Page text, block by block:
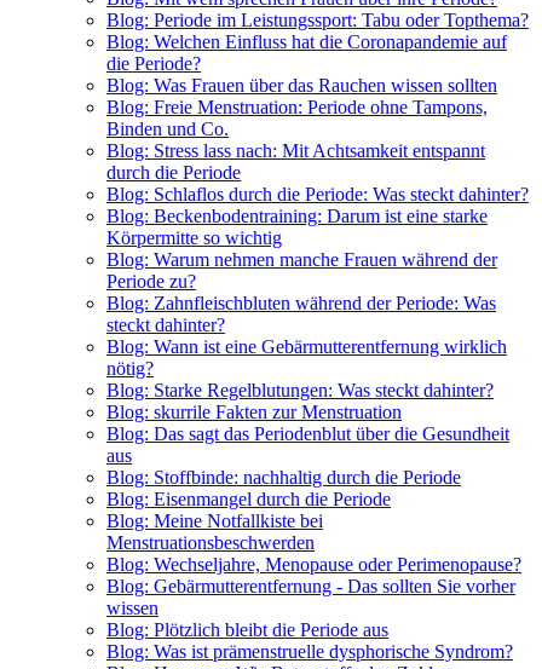
Blog: Periode im Leistungssport: Tabu oder Topthema?
Blog: Welchen Einfluss hat die Coronapandemie auf
die Periode?
Blog: Was Frauen über das Rauchen wissen sollten
Blog: Freie Menstruation: Periode ohne Tampons,
Binden und Co.
Blog: Stress lass nach: Mit Achtsamkeit entspannt
durch die Periode
Blog: Schlaflos durch die Periode: Was steckt dahinter?
Blog: Beckenbodentraining: Darum ist eine starke
Körpermitte so wichtig
Blog: Warum nehmen manche Frauen während der
Periode zu?
Blog: Zahnfleischbluten während der Periode: Was
steckt dahinter?
Blog: Wann ist eine Gebärmutterentfernung wirklich
nötig?
Blog: Starke Regelblutungen: Was steckt dahinter?
Blog: skurrile Fakten zur Menstruation
Blog: Das sagt das Periodenblut über die Gesundheit
aus
Blog: Stoffbinde: nachhaltig durch die Periode
Blog: Eisenmangel durch die Periode
Blog: Meine Notfallkiste bei
Menstruationsbeschwerden
Blog: Wechseljahre, Menopause oder Perimenopause?
Blog: Gebärmutterentfernung - Das sollten Sie vorher
wissen
Blog: Plötzlich bleibt die Periode aus
Blog: Was ist prämenstruelle dysphorische Syndrom?